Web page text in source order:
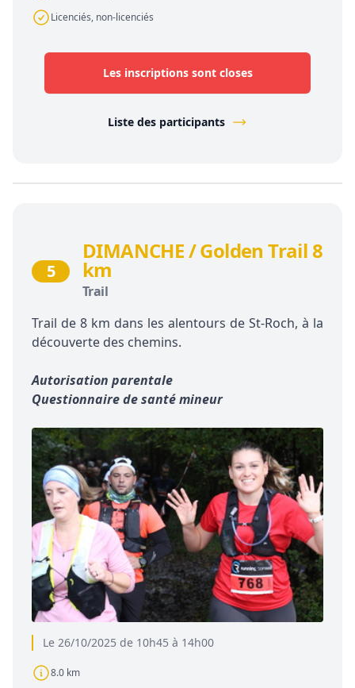
Licenciés, non-licenciés
Les inscriptions sont closes
Liste des participants
Le 26/10/2025 de 10h45 à 14h00
8.0 km
5
DIMANCHE / Golden Trail 8
km
Trail
Trail de 8 km dans les alentours de St-Roch, à la
découverte des chemins.
Autorisation parentale
Questionnaire de santé mineur